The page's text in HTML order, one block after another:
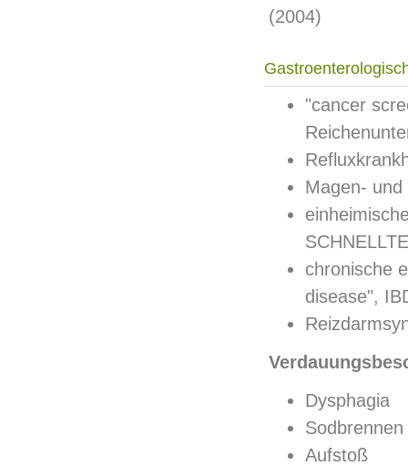
(2004)
"cancer
Magen- und
chronische
disease",
Dysphagia
Sodbrennen
Aufstoß